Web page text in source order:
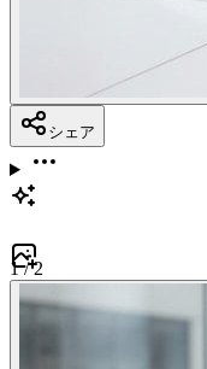
シェア
1/2